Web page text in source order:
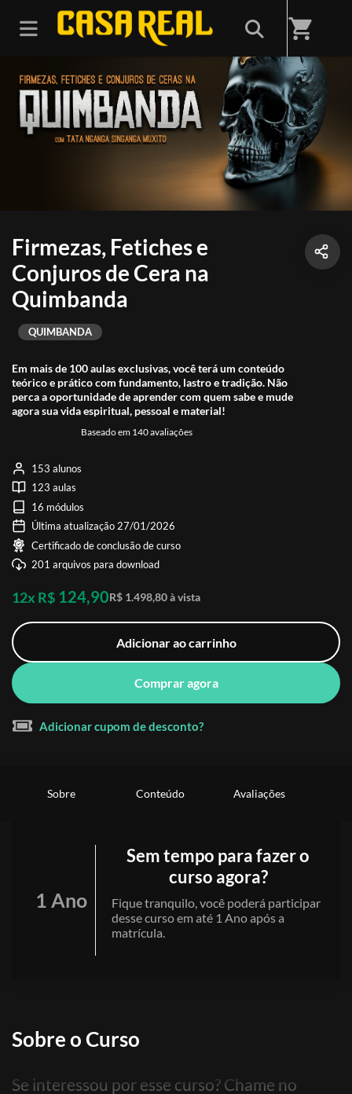
shopping_cart
Firmezas, Fetiches e
Conjuros de Cera na
Quimbanda
Em mais de 100 aulas exclusivas, você terá um conteúdo
teórico e prático com fundamento, lastro e tradição. Não
perca a oportunidade de aprender com quem sabe e mude
agora sua vida espiritual, pessoal e material!
Baseado em 140 avaliações
QUIMBANDA
153 alunos
123 aulas
16 módulos
Última atualização 27/01/2026
Certificado de conclusão de curso
201 arquivos para download
12x R$ 124,90R$ 1.498,80 à vista
Adicionar ao carrinho
Comprar agora
Adicionar cupom de desconto?
Sobre Conteúdo Avaliações
1 Ano
Sem tempo para fazer o
curso agora?
Fique tranquilo, você poderá participar
desse curso em até 1 Ano após a
matrícula.
Sobre o Curso
Se interessou por esse curso? Chame no